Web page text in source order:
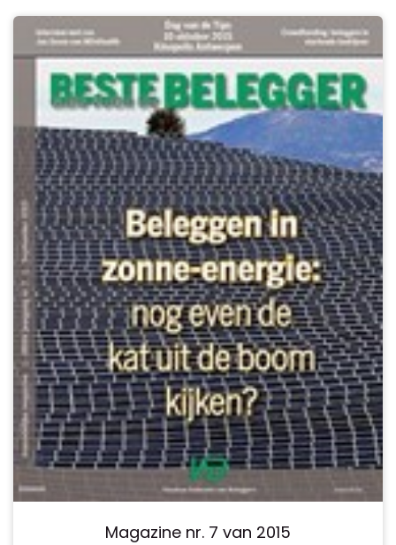
Magazine nr. 7 van 2015